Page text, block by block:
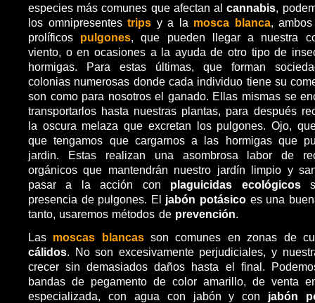
especies más comunes que afectan alcannabis,
los omnipresentestrips y a la mosca blanca,
prolíficos pulgones, que pueden llegar a nuestra
viento, o en ocasiones a la ayuda de otro tipo de
hormigas. Para estas últimas, que forman
colonias numerosas donde cada individuo tiene su
son como para nosotros el ganado. Ellas mismas se
transportarlos hasta nuestras plantas, para después
la oscura melaza que excretan los pulgones. Ojo,
que tengamos que cargarnos a las hormigas que
jardin. Estas realizan una asombrosa labor de
orgánicos que mantendrán nuestro jardín limpio y
pasar a la acción con plaguicidas ecológicossi
presencia de pulgones. El jabón potásico es una
tanto, usaremos métodos de prevención.
Las moscas blancasson comunes en zonas de
cálidos. No son excesivamente perjudiciales, y
crecer sin demasiados daños hasta el final.
bandas de pegamento de color amarillo, de venta
especializada, con agua con jabón y con jabón